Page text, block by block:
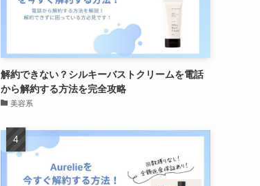
解約できない？シルキーバストクリームを電話
から解約する方法を完全攻略
美容系